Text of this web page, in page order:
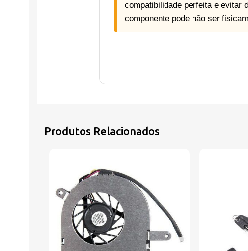
compatibilidade perfeita e evitar
componente pode não ser
Produtos Relacionados